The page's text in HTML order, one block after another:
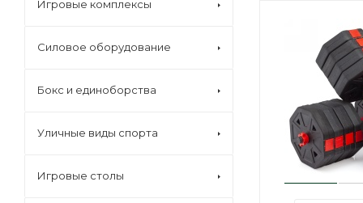
Игровые комплексы
Силовое оборудование
Бокс и единоборства
Уличные виды спорта
Игровые столы